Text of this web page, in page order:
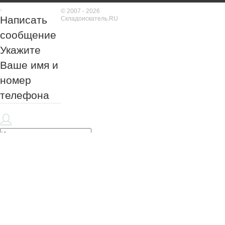
© 2007 - 2026
Складоискатель.RU
Написать
сообщение
Укажите
Ваше имя и
номер
телефона